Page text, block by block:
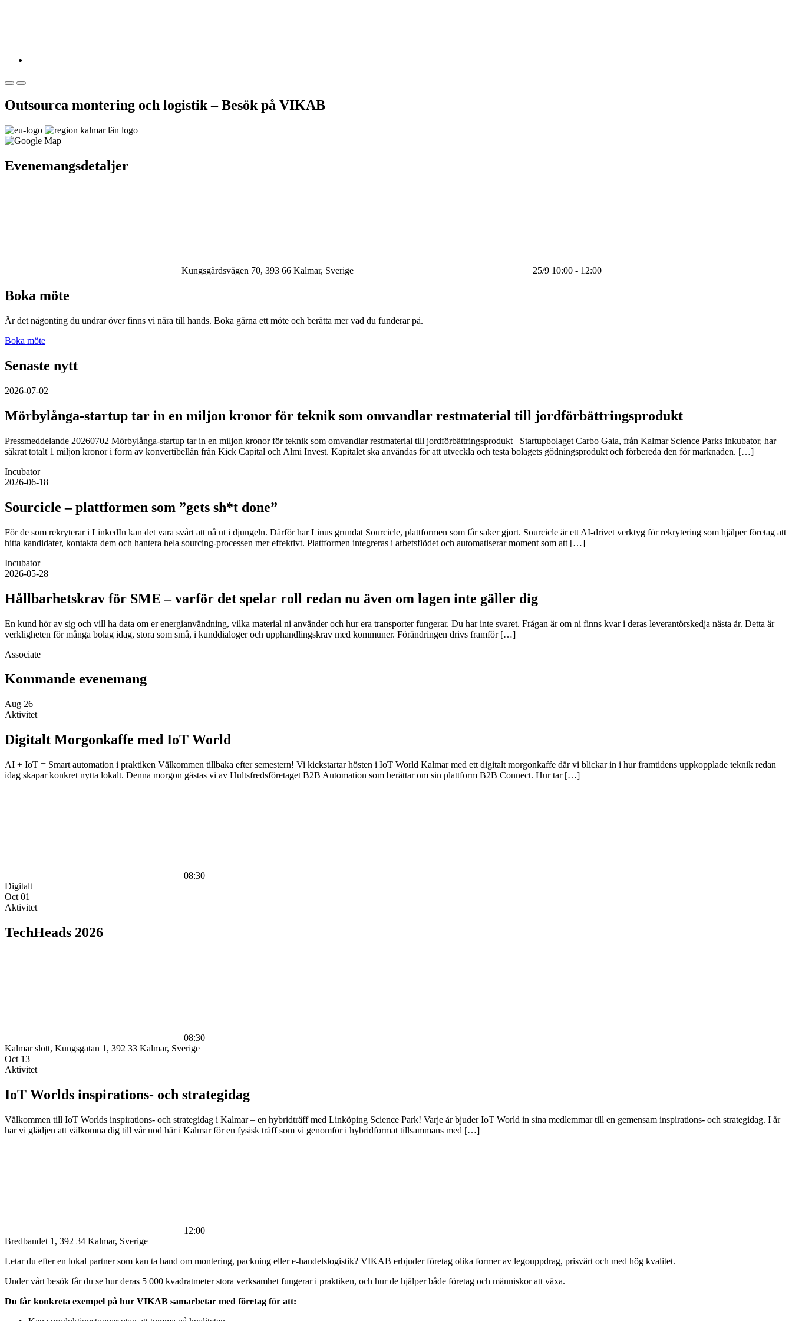
Outsourca montering och logistik – Besök på VIKAB
Evenemangsdetaljer
Kungsgårdsvägen 70, 393 66 Kalmar, Sverige 25/9 10:00 - 12:00
Boka möte
Är det någonting du undrar över finns vi nära till hands. Boka gärna ett möte och berätta mer vad du funderar på.
Boka möte
Senaste nytt
2026-07-02
Mörbylånga-startup tar in en miljon kronor för teknik som omvandlar restmaterial till jordförbättringsprodukt
Pressmeddelande 20260702 Mörbylånga-startup tar in en miljon kronor för teknik som omvandlar restmaterial till jordförbättringsprodukt Startupbolaget Carbo Gaia, från Kalmar Science Parks inkubator, har
säkrat totalt 1 miljon kronor i form av konvertibellån från Kick Capital och Almi Invest. Kapitalet ska användas för att utveckla och testa bolagets gödningsprodukt och förbereda den för marknaden. […]
Incubator
2026-06-18
Sourcicle – plattformen som ”gets sh*t done”
För de som rekryterar i LinkedIn kan det vara svårt att nå ut i djungeln. Därför har Linus grundat Sourcicle, plattformen som får saker gjort. Sourcicle är ett AI‑drivet verktyg för rekrytering som hjälper företag att
hitta kandidater, kontakta dem och hantera hela sourcing‑processen mer effektivt. Plattformen integreras i arbetsflödet och automatiserar moment som att […]
Incubator
2026-05-28
Hållbarhetskrav för SME – varför det spelar roll redan nu även om lagen inte gäller dig
En kund hör av sig och vill ha data om er energianvändning, vilka material ni använder och hur era transporter fungerar. Du har inte svaret. Frågan är om ni finns kvar i deras leverantörskedja nästa år. Detta är
verkligheten för många bolag idag, stora som små, i kunddialoger och upphandlingskrav med kommuner. Förändringen drivs framför […]
Associate
Kommande evenemang
Aug 26
Aktivitet
Digitalt Morgonkaffe med IoT World
AI + IoT = Smart automation i praktiken Välkommen tillbaka efter semestern! Vi kickstartar hösten i IoT World Kalmar med ett digitalt morgonkaffe där vi blickar in i hur framtidens uppkopplade teknik redan
idag skapar konkret nytta lokalt. Denna morgon gästas vi av Hultsfredsföretaget B2B Automation som berättar om sin plattform B2B Connect. Hur tar […]
08:30
Digitalt
Oct 01
Aktivitet
TechHeads 2026
08:30
Kalmar slott, Kungsgatan 1, 392 33 Kalmar, Sverige
Oct 13
Aktivitet
IoT Worlds inspirations- och strategidag
Välkommen till IoT Worlds inspirations- och strategidag i Kalmar – en hybridträff med Linköping Science Park! Varje år bjuder IoT World in sina medlemmar till en gemensam inspirations- och strategidag. I år
har vi glädjen att välkomna dig till vår nod här i Kalmar för en fysisk träff som vi genomför i hybridformat tillsammans med […]
12:00
Bredbandet 1, 392 34 Kalmar, Sverige
Letar du efter en lokal partner som kan ta hand om montering, packning eller e-handelslogistik? VIKAB erbjuder företag olika former av legouppdrag, prisvärt och med hög kvalitet.
Under vårt besök får du se hur deras 5 000 kvadratmeter stora verksamhet fungerar i praktiken, och hur de hjälper både företag och människor att växa.
Du får konkreta exempel på hur VIKAB samarbetar med företag för att: